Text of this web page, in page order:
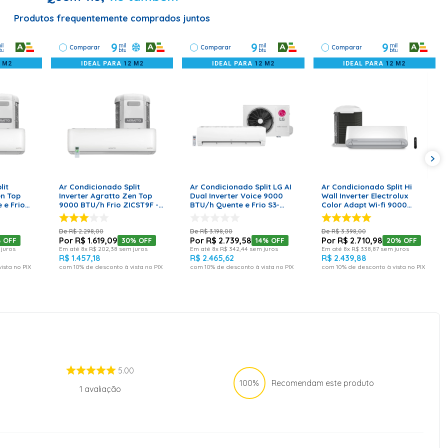
obstruída;
por profissionais habilitados.
Produtos frequentemente comprados juntos
M2
Top
e Frio
OFF
no PIX
Comparar 9
IDEAL PARA 12 M2
Ar Condicionado Split
Inverter Agratto Zen Top
9000 BTU/h Frio ZICST9F -
220 Volts
R$ 2.298,00
R$ 1.619,09 30% OFF
Em até 8x R$ 202 38sem juros
R$ 1.457,18
com 10% de desconto à vista no PIX
Comparar 9
IDEAL PARA 12 M2
Ar Condicionado Split LG AI
Dual Inverter Voice 9000
BTU/h Quente e Frio S3-
R$ 3.198,00
R$ 2.739,58 14% OFF
Em até 8x R$ 342 ,44 sem juros
R$ 2.465,62
com10% de desconto à vista no PIX
Comparar 9
IDEAL PARA 12 M2
Ar Condicionado Split Hi
Wall Inverter Electrolux
Color Adapt Wi-fi 9000
BTU/h Quente e Frio YI09R –
220 Volts
R$ 3.398,00
R$ 2.710,98 20% OFF
Em até 8x R$ 338 87sem juros
R$ 2.439,88
com 10% de desconto à vista no PIX
5.00
1 avaliação
100% Recomendam este produto